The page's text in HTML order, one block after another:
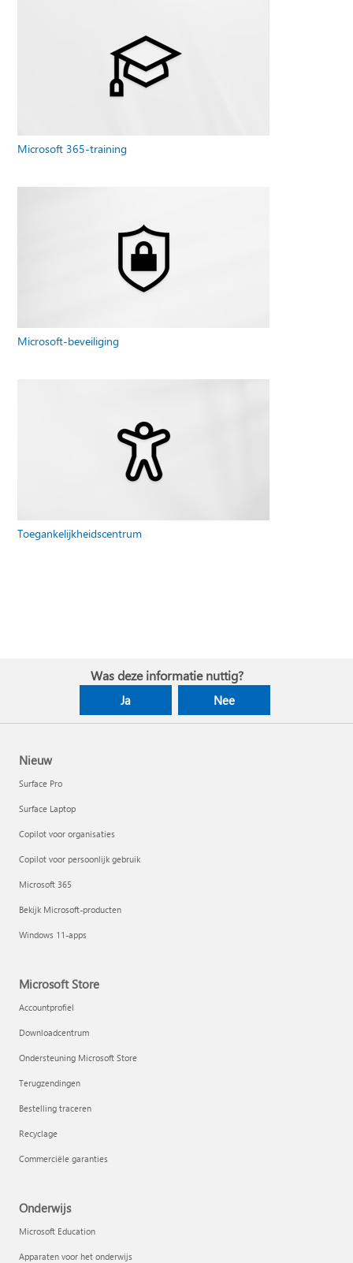
Microsoft 365-training
Microsoft-beveiliging
Toegankelijkheidscentrum
Was deze informatie nuttig?
Ja Nee
Nieuw
Surface Pro
Surface Laptop
Copilot voor organisaties
Copilot voor persoonlijk gebruik
Microsoft 365
Bekijk Microsoft-producten
Windows 11-apps
Microsoft Store
Accountprofiel
Downloadcentrum
Ondersteuning Microsoft Store
Terugzendingen
Bestelling traceren
Recyclage
Commerciële garanties
Onderwijs
Microsoft Education
Apparaten voor het onderwijs